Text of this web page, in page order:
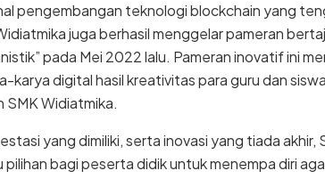
pengembangan teknologi blockchain yang
juga berhasil menggelar pameran
pada Mei 2022 lalu. Pameran inovatif ini
karya digital hasil kreativitas para guru dan
Widiatmika.
yang dimiliki, serta inovasi yang tiada akhir,
bagi peserta didik untuk menempa diri